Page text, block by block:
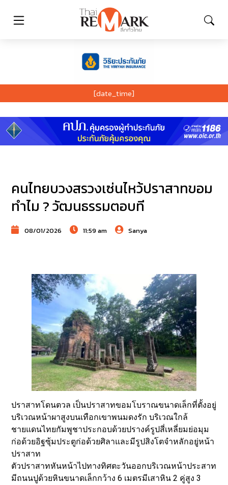
[date_time]
คนไทยบวงสรวงเซ่นไหว้ปราสาทขอม
ทำไม ? วัฒนธรรมตอบที
08/01/2026 11:59 am Sanya
ปราสาทโดนตวล เป็นปราสาทขอมโบราณขนาดเล็กที่ตั้งอยู่
บริเวณหน้าผาสูงบนเทือกเขาพนมดงรัก บริเวณใกล้
ชายแดนไทยกัมพูชาประกอบด้วยปรางค์รูปสี่เหลี่ยมย่อมุม
ก่อด้วยอิฐซุ้มประตูก่อด้วยศิลาและมีรูปสิงโตจำหลักอยู่หน้า
ปราสาท
ตัวปราสาทหันหน้าไปทางทิศตะวันออกบริเวณหน้าประสาท
มีถนนปูด้วยหินขนาดเล็กกว้าง 6 เมตรมีเสาหิน 2 คู่สูง 3